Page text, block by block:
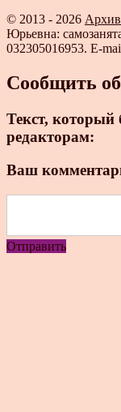
© 2013 - 2026
Юрьевна:
032305016953. E-
Сообщить
Текст, который
редакторам:
Ваш
Отправить